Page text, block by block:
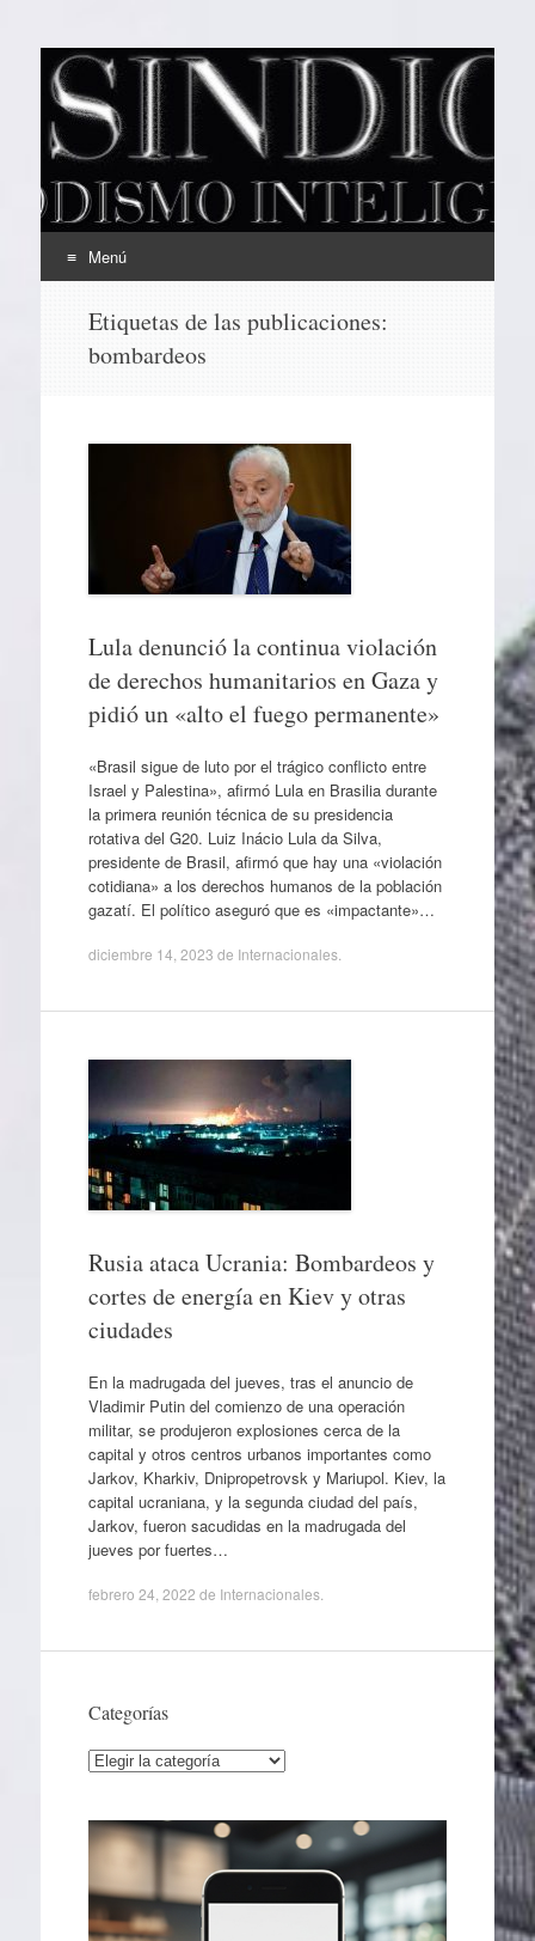
EL SINDICAL
Periodismo Inteligente
Menú
contenido
Etiquetas de las publicaciones:
bombardeos
Lula denunció la continua violación
de derechos humanitarios en Gaza y
pidió un «alto el fuego permanente»
«Brasil sigue de luto por el trágico conflicto entre
Israel y Palestina», afirmó Lula en Brasilia durante
la primera reunión técnica de su presidencia
rotativa del G20. Luiz Inácio Lula da Silva,
presidente de Brasil, afirmó que hay una «violación
cotidiana» a los derechos humanos de la población
gazatí. El político aseguró que es «impactante»…
diciembre 14, 2023 de Internacionales.
Rusia ataca Ucrania: Bombardeos y
cortes de energía en Kiev y otras
ciudades
En la madrugada del jueves, tras el anuncio de
Vladimir Putin del comienzo de una operación
militar, se produjeron explosiones cerca de la
capital y otros centros urbanos importantes como
Jarkov, Kharkiv, Dnipropetrovsk y Mariupol. Kiev, la
capital ucraniana, y la segunda ciudad del país,
Jarkov, fueron sacudidas en la madrugada del
jueves por fuertes…
febrero 24, 2022 de Internacionales.
Categorías
Categorías